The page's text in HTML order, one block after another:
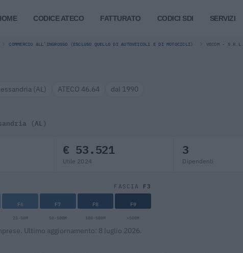
CODICE ATECO FATTURATO CODICI SDI SERVIZI
COMMERCIO ALL'INGROSSO (ESCLUSO QUELLO DI AUTOVEICOLI E DI MOTOCICLI) VECOM - S.R.L.
(AL) ATECO 46.64 dal 1990
(AL)
€ 53.521
Utile 2024
3
Dipendenti
FASCIA F3
F6 F7 F8 F9
25-50M 50-100M 100-500M >500M
Ultimo aggiornamento: 8 luglio 2026.